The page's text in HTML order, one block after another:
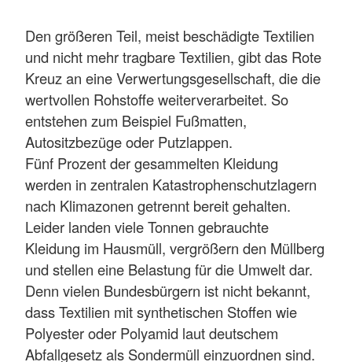
Den größeren Teil, meist beschädigte Textilien
und nicht mehr tragbare Textilien, gibt das Rote
Kreuz an eine Verwertungsgesellschaft, die die
wertvollen Rohstoffe weiterverarbeitet. So
entstehen zum Beispiel Fußmatten,
Autositzbezüge oder Putzlappen.
Fünf Prozent der gesammelten Kleidung
werden in zentralen Katastrophenschutzlagern
nach Klimazonen getrennt bereit gehalten.
Leider landen viele Tonnen gebrauchte
Kleidung im Hausmüll, vergrößern den Müllberg
und stellen eine Belastung für die Umwelt dar.
Denn vielen Bundesbürgern ist nicht bekannt,
dass Textilien mit synthetischen Stoffen wie
Polyester oder Polyamid laut deutschem
Abfallgesetz als Sondermüll einzuordnen sind.